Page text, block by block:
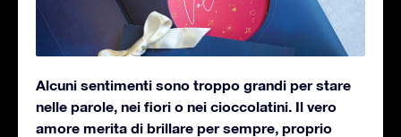
Alcuni sentimenti sono troppo grandi per stare
nelle parole, nei fiori o nei cioccolatini. Il vero
amore merita di brillare per sempre, proprio